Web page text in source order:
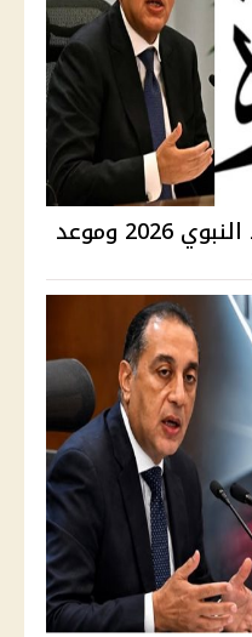
موقف ترحيل إجازة المولد النبوي 2026 وموعد